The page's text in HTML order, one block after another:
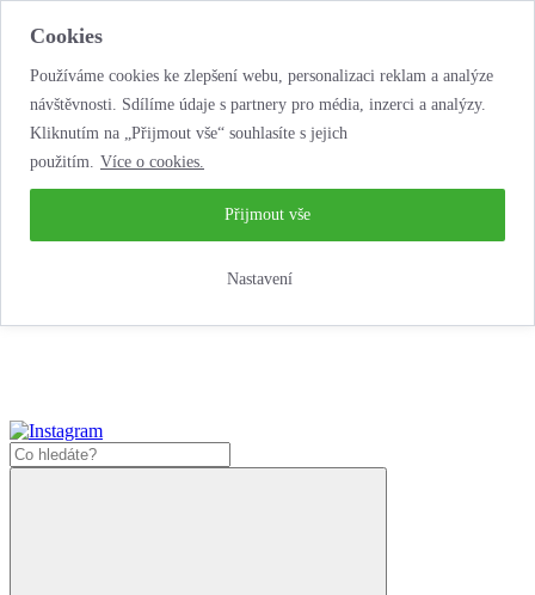
Cookies
Používáme cookies ke zlepšení webu, personalizaci reklam a analýze
návštěvnosti. Sdílíme údaje s partnery pro média, inzerci a analýzy.
Kliknutím na „Přijmout vše“ souhlasíte s jejich
použitím. Více o cookies.
Nastavení
Přijmout vše
...neobyčejná jízda životem!